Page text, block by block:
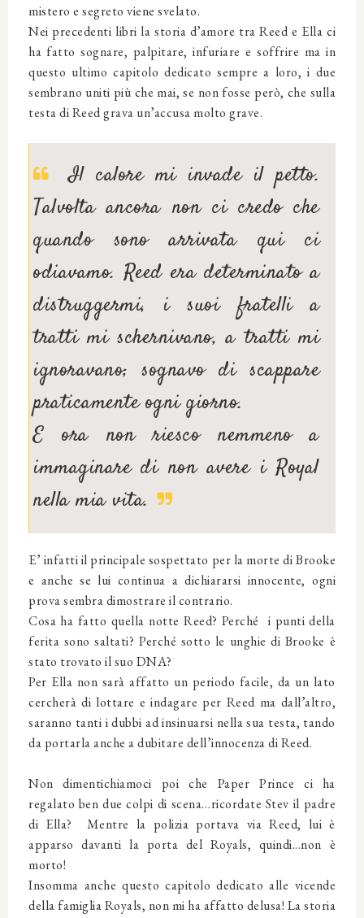
mistero e segreto viene svelato.
Nei precedenti libri la storia d’amore tra Reed e Ella ci
ha fatto sognare, palpitare, infuriare e soffrire ma in
questo ultimo capitolo dedicato sempre a loro, i due
sembrano uniti più che mai, se non fosse però, che sulla
testa di Reed grava un’accusa molto grave.
Il calore mi invade il petto.
Talvolta ancora non ci credo che
quando sono arrivata qui ci
odiavamo. Reed era determinato a
distruggermi, i suoi fratelli a
tratti mi schernivano, a tratti mi
ignoravano; sognavo di scappare
praticamente ogni giorno.
E ora non riesco nemmeno a
immaginare di non avere i Royal
nella mia vita.
E’ infatti il principale sospettato per la morte di Brooke
e anche se lui continua a dichiararsi innocente, ogni
prova sembra dimostrare il contrario.
Cosa ha fatto quella notte Reed? Perché i punti della
ferita sono saltati? Perché sotto le unghie di Brooke è
stato trovato il suo DNA?
Per Ella non sarà affatto un periodo facile, da un lato
cercherà di lottare e indagare per Reed ma dall’altro,
saranno tanti i dubbi ad insinuarsi nella sua testa, tando
da portarla anche a dubitare dell’innocenza di Reed.
Non dimentichiamoci poi che Paper Prince ci ha
regalato ben due colpi di scena…ricordate Stev il padre
di Ella? Mentre la polizia portava via Reed, lui è
apparso davanti la porta del Royals, quindi...non è
morto!
Insomma anche questo capitolo dedicato alle vicende
della famiglia Royals, non mi ha affatto delusa! La storia